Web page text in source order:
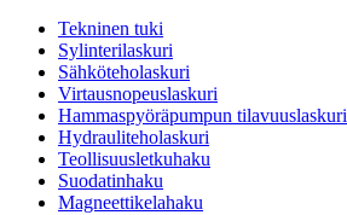
Tekninen tuki
Sylinterilaskuri
Sähköteholaskuri
Virtausnopeuslaskuri
Hammaspyöräpumpun tilavuuslaskuri
Hydrauliteholaskuri
Teollisuusletkuhaku
Suodatinhaku
Magneettikelahaku